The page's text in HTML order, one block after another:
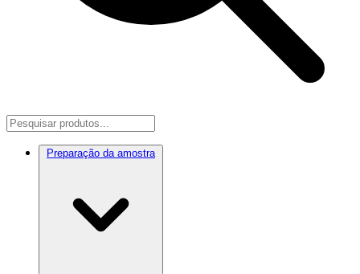
Preparação da amostra